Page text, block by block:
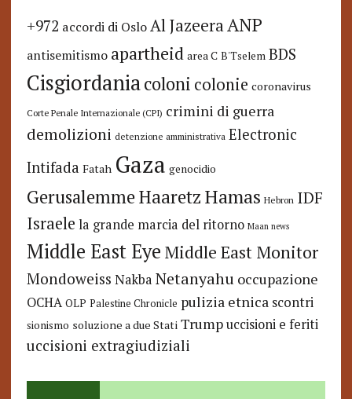
+972 accordi di Oslo Al JazeeraANP
antisemitismo apartheid area C B'Tselem BDS
Cisgiordaniacoloni colonie coronavirus
Corte Penale Internazionale (CPI) crimini di guerra
demolizioni detenzione amministrativa Electronic
Intifada Fatah Gaza genocidio
GerusalemmeHaaretzHamas Hebron IDF
Israele la grande marcia del ritorno Maan news
Middle East Eye Middle East Monitor
Mondoweiss Nakba Netanyahu occupazione
OCHA OLP Palestine Chronicle pulizia etnica scontri
sionismo soluzione a due Stati Trump uccisioni e feriti
uccisioni extragiudiziali